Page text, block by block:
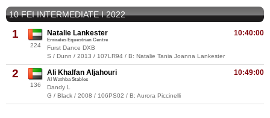
10 FEI INTERMEDIATE I 2022
1
224
10:40:00
Natalie Lankester
Emirates Equestrian Centre
Furst Dance DXB
S / Dunn / 2013 / 107LR94 / B: Natalie Tania Joanna Lankester
2
136
10:49:00
Ali Khalfan Aljahouri
Al Wathba Stables
Dandy L
G / Black / 2008 / 106PS02 / B: Aurora Piccinelli